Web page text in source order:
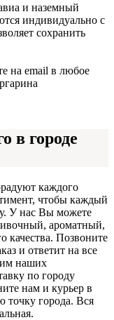
и наземный
индивидуально с
сохранить
на email в любое
в городе
каждого
чтобы каждый
У нас Вы можете
ароматный,
качества. Позвоните
и ответит на все
наших
по городу
нам и курьер в
точку города. Вся